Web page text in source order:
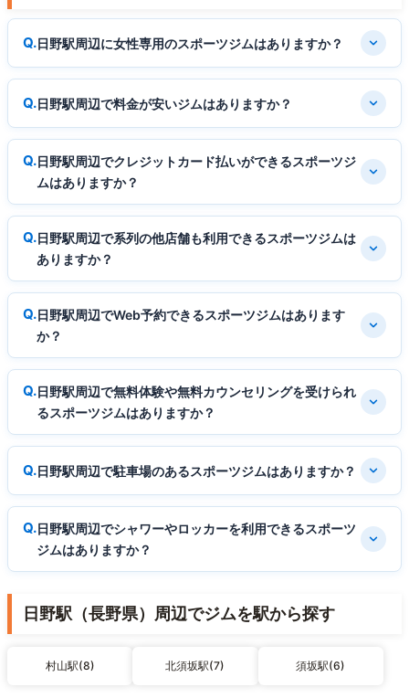
日野駅周辺に女性専用のスポーツジムはありますか？
日野駅周辺で料金が安いジムはありますか？
日野駅周辺でクレジットカード払いができるスポーツジ
ムはありますか？
日野駅周辺で系列の他店舗も利用できるスポーツジムは
ありますか？
日野駅周辺でWeb予約できるスポーツジムはあります
か？
日野駅周辺で無料体験や無料カウンセリングを受けられ
るスポーツジムはありますか？
日野駅周辺で駐車場のあるスポーツジムはありますか？
日野駅周辺でシャワーやロッカーを利用できるスポーツ
ジムはありますか？
日野駅（長野県）周辺でジムを駅から探す
村山駅(8) 北須坂駅(7) 須坂駅(6)